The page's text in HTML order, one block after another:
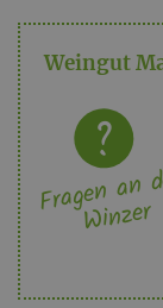
Weingut
Fragen an
Winzer